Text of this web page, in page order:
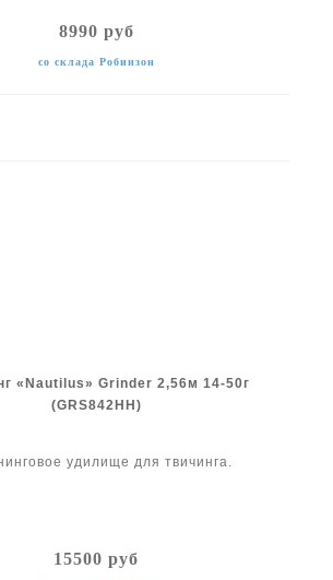
8990 руб
со склада Робинзон
«Nautilus» Grinder 2,56м 14-50г
(GRS842HH)
удилище для твичинга.
15500 руб